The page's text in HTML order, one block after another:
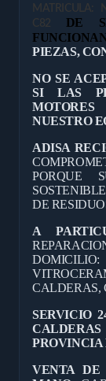
MATRICULA:
C82 DE
PIEZAS,
NO SE
SI LAS
NUESTRO
ADISA
PORQUE
DE
A
CALDERAS,
SERVICIO
PROVINCIA
VENTA DE